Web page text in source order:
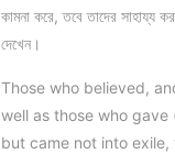
কামনা করে, তবে তাদের সাহায্য
দেখেন।
Those who believed,
well as those who
but came not into